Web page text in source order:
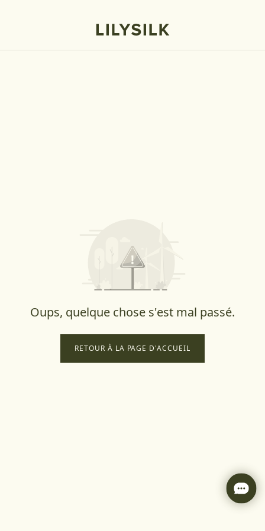
Oups, quelque chose s'est mal passé.
RETOUR À LA PAGE D'ACCUEIL